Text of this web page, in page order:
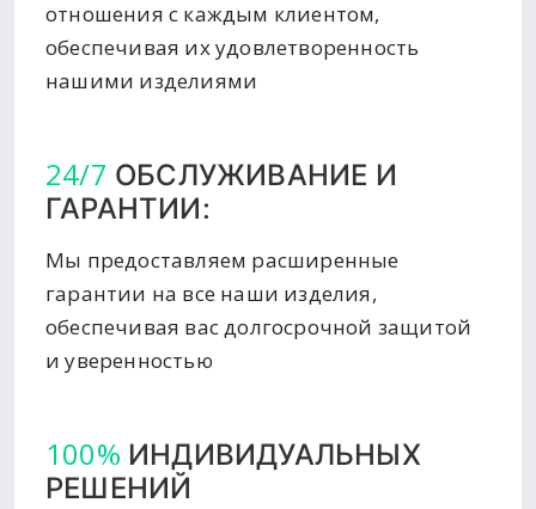
отношения с каждым клиентом,
обеспечивая их удовлетворенность
нашими изделиями
24/7 ОБСЛУЖИВАНИЕ И
ГАРАНТИИ:
Мы предоставляем расширенные
гарантии на все наши изделия,
обеспечивая вас долгосрочной защитой
и уверенностью
100% ИНДИВИДУАЛЬНЫХ
РЕШЕНИЙ